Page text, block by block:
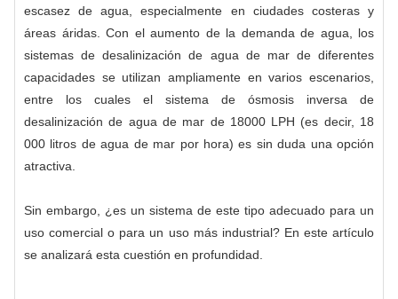
escasez de agua, especialmente en ciudades costeras y
áreas áridas. Con el aumento de la demanda de agua, los
sistemas de desalinización de agua de mar de diferentes
capacidades se utilizan ampliamente en varios escenarios,
entre los cuales el sistema de ósmosis inversa de
desalinización de agua de mar de 18000 LPH (es decir, 18
000 litros de agua de mar por hora) es sin duda una opción
atractiva.
Sin embargo, ¿es un sistema de este tipo adecuado para un
uso comercial o para un uso más industrial? En este artículo
se analizará esta cuestión en profundidad.